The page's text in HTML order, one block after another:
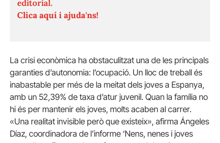
editorial.
Clica aquí i ajuda'ns!
La crisi econòmica ha obstaculitzat una de les principals
garanties d’autonomia: l’ocupació. Un lloc de treball és
inabastable per més de la meitat dels joves a Espanya,
amb un 52,39% de taxa d’atur juvenil. Quan la família no
hi és per mantenir els joves, molts acaben al carrer.
«Una realitat invisible però que existeix», afirma Ángeles
Díaz, coordinadora de l’informe ‘Nens, nenes i joves